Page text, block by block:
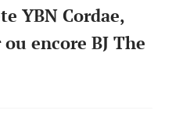
YBN Cordae,
encore BJ The